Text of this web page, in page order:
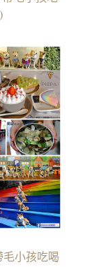
毛小孩吃喝